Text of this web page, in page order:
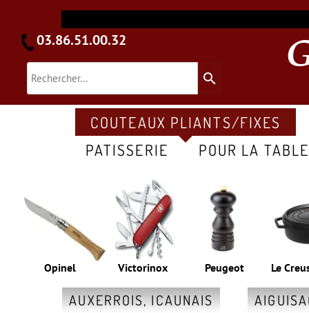
search
AUXERROIS, ICAUNAIS
Peugeot Le
Victorinox
Opinel
COUTEAUX PLIANTS/FIXES
PATISSERIE
POUR LA TABLE
03.86.51.00.32